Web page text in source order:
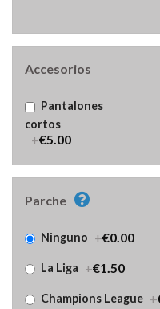
Accesorios
Pantalones
cortos
+€5.00
Parche
Ninguno +€0.00
La Liga +€1.50
Champions League +